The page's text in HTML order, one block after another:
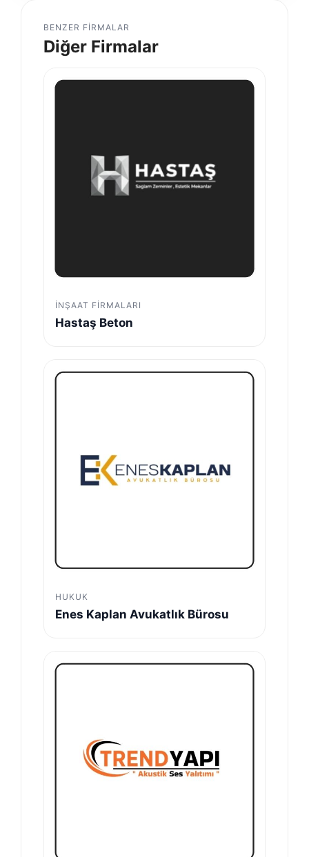
BENZER FIRMALAR
Diğer Firmalar
İNŞAAT FIRMALARI
Hastaş Beton
HUKUK
Enes Kaplan Avukatlık Bürosu